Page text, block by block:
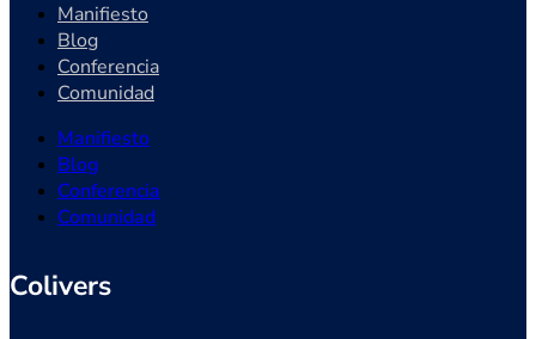
Manifiesto
Blog
Conferencia
Comunidad
Manifiesto
Blog
Conferencia
Comunidad
Colivers